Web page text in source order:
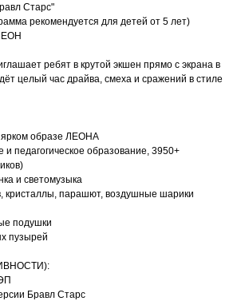
Старс"
рекомендуется для детей от 5 лет)
ребят в крутой экшен прямо с экрана в
целый час драйва, смеха и сражений в стиле
образе ЛЕОНА
педагогическое образование, 3950+
и светомузыка
кристаллы, парашют, воздушные шарики
подушки
пузырей
Бравл Старс